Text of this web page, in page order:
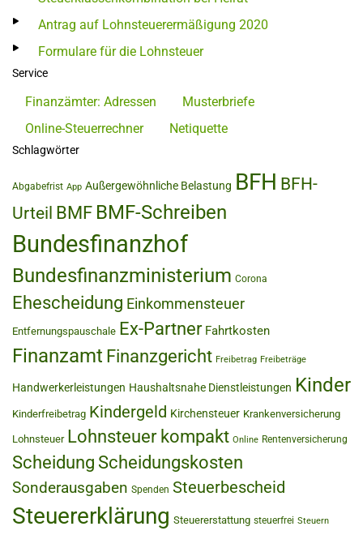
Antrag auf Lohnsteuerermäßigung 2020
Formulare für die Lohnsteuer
Service
Finanzämter: Adressen
Musterbriefe
Online-Steuerrechner
Netiquette
Schlagwörter
Abgabefrist App Außergewöhnliche Belastung BFH BFH-
Urteil BMF BMF-Schreiben
Bundesfinanzhof
Bundesfinanzministerium Corona
Ehescheidung Einkommensteuer
Entfernungspauschale Ex-Partner Fahrtkosten
Finanzamt Finanzgericht Freibetrag Freibeträge
Handwerkerleistungen Haushaltsnahe Dienstleistungen Kinder
Kinderfreibetrag Kindergeld Kirchensteuer Krankenversicherung
Lohnsteuer Lohnsteuer kompakt Online Rentenversicherung
Scheidung Scheidungskosten
Sonderausgaben Spenden Steuerbescheid
Steuererklärung Steuererstattung steuerfrei Steuern